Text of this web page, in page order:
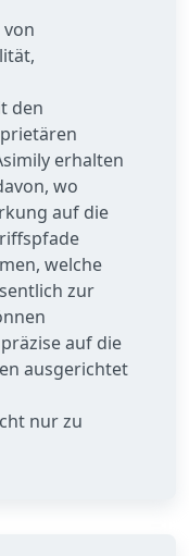
den
erhalten
wo
auf die
welche
zur
auf die
ausgerichtet
nur zu